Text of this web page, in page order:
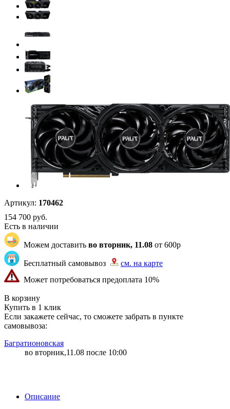
Артикул: 170462
154 700 руб.
Есть в наличии
Можем доставить во вторник, 11.08 от 600р
Бесплатный самовывоз
см. на карте
Может потребоваться предоплата 10%
В корзину
Купить в 1 клик
Если закажете сейчас, то сможете забрать в пункте
самовывоза:
Багратионовская
во вторник,11.08 после 10:00
Описание